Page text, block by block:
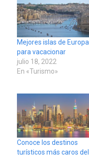
Mejores islas de Europa
para vacacionar
julio 18, 2022
En «Turismo»
Conoce los destinos
turísticos más caros del